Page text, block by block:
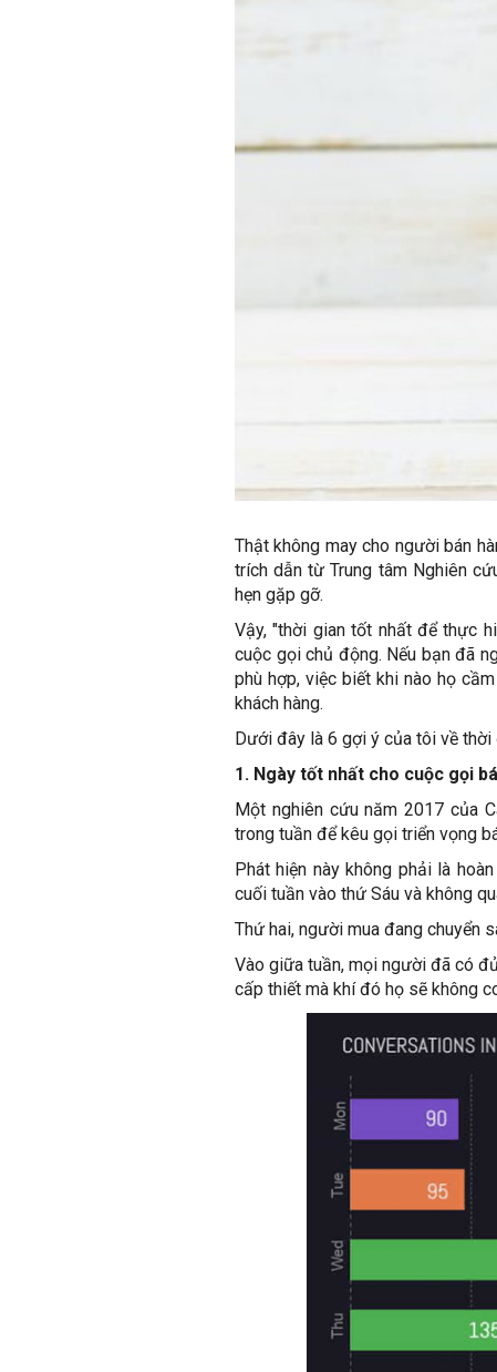
Thật không may cho người bán
trích dẫn từ Trung tâm Nghiên
hẹn gặp gỡ.
Vậy, "thời gian tốt nhất để thực
cuộc gọi chủ động. Nếu bạn đã
phù hợp, việc biết khi nào họ
khách hàng.
Dưới đây là 6 gợi ý của tôi về
1. Ngày tốt nhất cho cuộc gọi
Một nghiên cứu năm 2017 của
trong tuần để kêu gọi triển vọng
Phát hiện này không phải là
cuối tuần vào thứ Sáu và không
Thứ hai, người mua đang chuyển
Vào giữa tuần, mọi người đã có
cấp thiết mà khí đó họ sẽ không